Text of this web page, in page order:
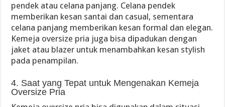
pendek atau celana panjang. Celana pendek
memberikan kesan santai dan casual, sementara
celana panjang memberikan kesan formal dan elegan.
Kemeja oversize pria juga bisa dipadukan dengan
jaket atau blazer untuk menambahkan kesan stylish
pada penampilan.
4. Saat yang Tepat untuk Mengenakan Kemeja
Oversize Pria